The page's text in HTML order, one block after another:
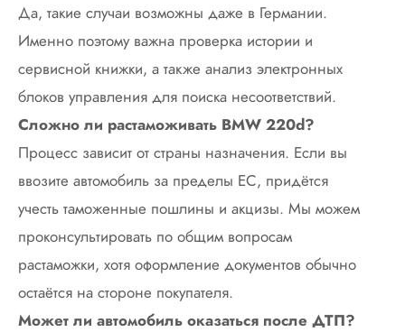
Да, такие случаи возможны даже в Германии.
Именно поэтому важна проверка истории и
сервисной книжки, а также анализ электронных
блоков управления для поиска несоответствий.
Сложно ли растаможивать BMW 220d?
Процесс зависит от страны назначения. Если вы
ввозите автомобиль за пределы ЕС, придётся
учесть таможенные пошлины и акцизы. Мы можем
проконсультировать по общим вопросам
растаможки, хотя оформление документов обычно
остаётся на стороне покупателя.
Может ли автомобиль оказаться после ДТП?